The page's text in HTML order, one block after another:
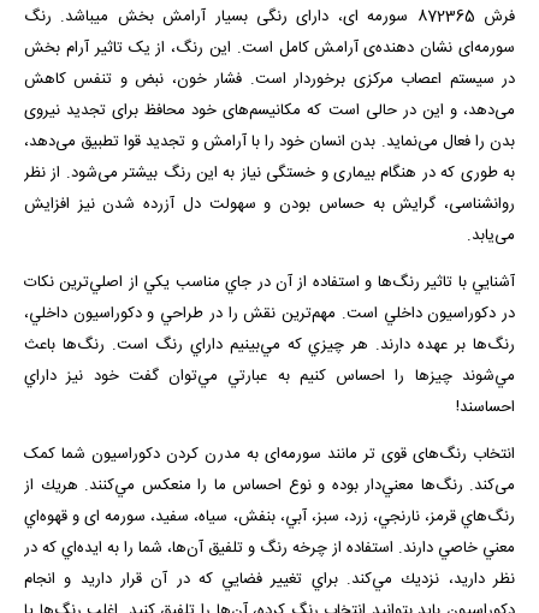
فرش 872365 سورمه­ ای، دارای رنگی بسیار آرامش بخش می­باشد. رنگ
سورمه‌ای نشان دهنده‌ی آرامش کامل است. این رنگ، از یک تاثیر آرام بخش
در سیستم اعصاب مرکزی برخوردار است. فشار خون، نبض و تنفس کاهش
می‌دهد، و این در حالی است که مکانیسم‌های خود محافظ برای تجدید نیروی
بدن را فعال می‌نماید. بدن انسان خود را با آرامش و تجدید قوا تطبیق می‌دهد،
به طوری که در هنگام بیماری و خستگی نیاز به این رنگ بیشتر می‌شود. از نظر
روانشناسی، گرایش به حساس بودن و سهولت دل آزرده شدن نیز افزایش
می‌یابد.
آشنايي با تاثير رنگ‌ها و استفاده از آن‌ در جاي مناسب يكي از اصلي‌ترين نكات
در دكوراسيون داخلي است. مهم‌ترين نقش را در طراحي و دكوراسيون داخلي،
رنگ‌ها بر عهده دارند. هر چيزي كه مي‌بينيم داراي رنگ است. رنگ‌ها باعث
مي‌شوند چيزها را احساس كنيم به عبارتي مي‌توان گفت خود نيز داراي
احساسند!
انتخاب رنگ‌های قوی تر مانند سورمه‌ای به مدرن کردن دکوراسیون شما کمک
می‌کند. رنگ‌ها معني‌دار بوده و نوع احساس ما را منعكس مي‌كنند. هريك از
رنگ‌هاي قرمز، نارنجي، زرد، سبز، آبي، بنفش، سياه، سفيد، سورمه ­ای و قهوه‌اي
معني خاصي دارند. استفاده از چرخه رنگ و تلفيق آن‌ها، شما را به ايده‌اي كه در
نظر داريد، نزديك مي‌كند. براي تغيير فضايي كه در آن قرار داريد و انجام